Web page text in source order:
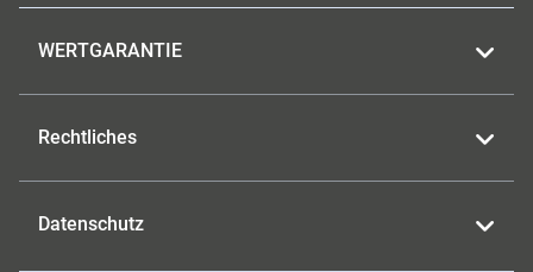
WERTGARANTIE
Rechtliches
Datenschutz